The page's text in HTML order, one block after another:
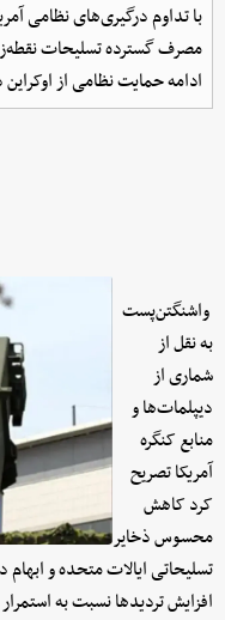
با تداوم درگیری‌های نظامی
مصرف گسترده تسلیحات
ادامه حمایت نظامی از
واشنگتن‌پست
به نقل از
شماری از
دیپلمات‌ها و
منابع کنگره
آمریکا تصریح
کرد کاهش
محسوس ذخایر
تسلیحاتی ایالات متحده و
افزایش تردیدها نسبت به